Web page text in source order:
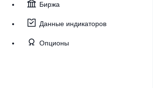
Биржа
Данные индикаторов
Опционы